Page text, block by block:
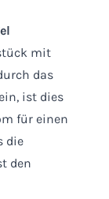
mit
das
ist dies
für einen
die
den